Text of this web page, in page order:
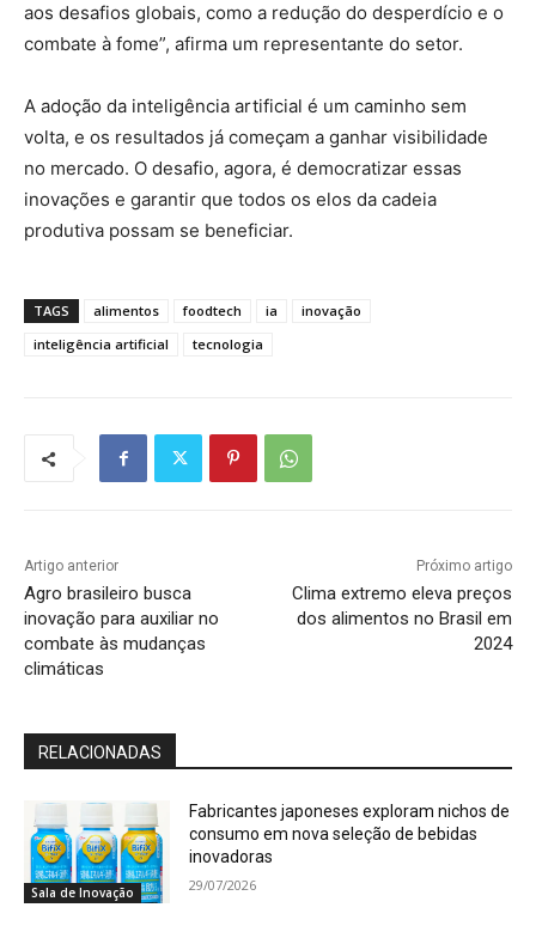
aos desafios globais, como a redução do desperdício e o
combate à fome”, afirma um representante do setor.
A adoção da inteligência artificial é um caminho sem
volta, e os resultados já começam a ganhar visibilidade
no mercado. O desafio, agora, é democratizar essas
inovações e garantir que todos os elos da cadeia
produtiva possam se beneficiar.
TAGS alimentos foodtech ia
inovação
inteligência artificial
tecnologia
Artigo anterior
Agro brasileiro busca
inovação para auxiliar no
combate às mudanças
climáticas
Próximo artigo
Clima extremo eleva preços
dos alimentos no Brasil em
2024
RELACIONADAS
Sala de Inovação
Fabricantes japoneses exploram nichos de
consumo em nova seleção de bebidas
inovadoras
29/07/2026